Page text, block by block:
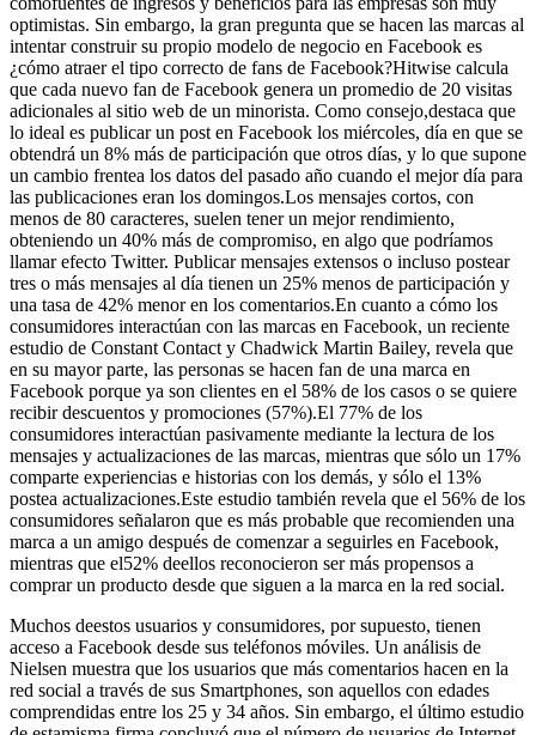
optimistas. Sin embargo, la gran pregunta que se hacen las marcas al
intentar construir su propio modelo de negocio en Facebook es
¿cómo atraer el tipo correcto de fans de Facebook?Hitwise calcula
que cada nuevo fan de Facebook genera un promedio de 20 visitas
adicionales al sitio web de un minorista. Como consejo,destaca que
lo ideal es publicar un post en Facebook los miércoles, día en que se
obtendrá un 8% más de participación que otros días, y lo que supone
un cambio frentea los datos del pasado año cuando el mejor día para
las publicaciones eran los domingos.Los mensajes cortos, con
menos de 80 caracteres, suelen tener un mejor rendimiento,
obteniendo un 40% más de compromiso, en algo que podríamos
llamar efecto Twitter. Publicar mensajes extensos o incluso postear
tres o más mensajes al día tienen un 25% menos de participación y
una tasa de 42% menor en los comentarios.En cuanto a cómo los
consumidores interactúan con las marcas en Facebook, un reciente
estudio de Constant Contact y Chadwick Martin Bailey, revela que
en su mayor parte, las personas se hacen fan de una marca en
Facebook porque ya son clientes en el 58% de los casos o se quiere
recibir descuentos y promociones (57%).El 77% de los
consumidores interactúan pasivamente mediante la lectura de los
mensajes y actualizaciones de las marcas, mientras que sólo un 17%
comparte experiencias e historias con los demás, y sólo el 13%
postea actualizaciones.Este estudio también revela que el 56% de los
consumidores señalaron que es más probable que recomienden una
marca a un amigo después de comenzar a seguirles en Facebook,
mientras que el52% deellos reconocieron ser más propensos a
comprar un producto desde que siguen a la marca en la red social.
Muchos deestos usuarios y consumidores, por supuesto, tienen
acceso a Facebook desde sus teléfonos móviles. Un análisis de
Nielsen muestra que los usuarios que más comentarios hacen en la
red social a través de sus Smartphones, son aquellos con edades
comprendidas entre los 25 y 34 años. Sin embargo, el último estudio